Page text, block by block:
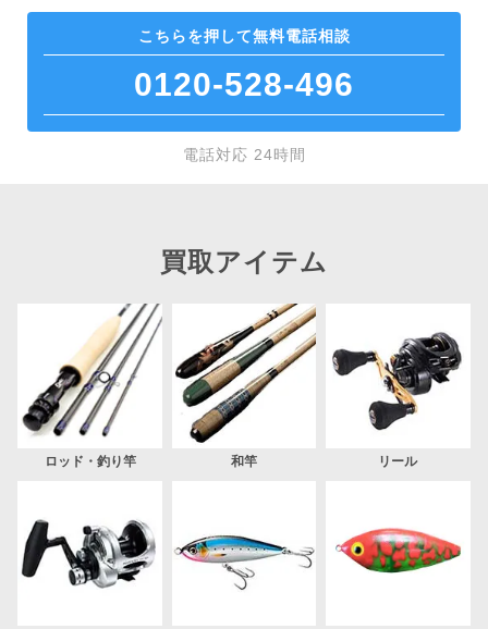
こちらを押して無料電話相談
0120-528-496
電話対応 24時間
買取アイテム
ロッド・釣り竿 和竿 リール